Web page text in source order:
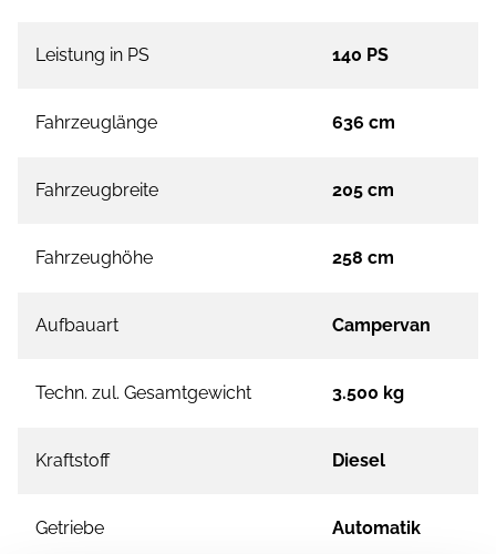
Leistung in PS 140 PS
Fahrzeuglänge 636 cm
Fahrzeugbreite 205 cm
Fahrzeughöhe 258 cm
Aufbauart Campervan
Techn. zul. Gesamtgewicht 3.500 kg
Kraftstoff Diesel
Getriebe Automatik